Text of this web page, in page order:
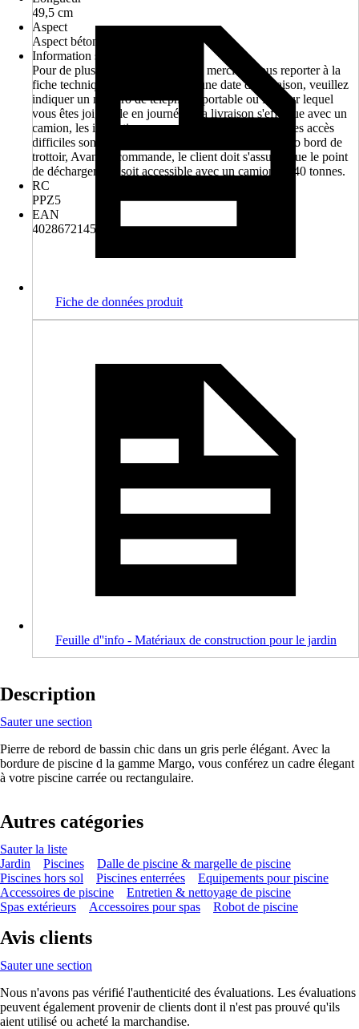
49,5 cm
Aspect
Aspect béton
Information sur la livraison
Pour de plus amples informations, merci de vous reporter à la
fiche technique. Pour convenir d'une date de livraison, veuillez
indiquer un numéro de téléphone portable ou fixe sur lequel
vous êtes joignable en journée., La livraison s'effectue avec un
camion, les indications concernant les obstacles ou les accès
difficiles sont utiles!, La livraison est effectuée franco bord de
trottoir, Avant la commande, le client doit s'assurer que le point
de déchargement soit accessible avec un camion de 40 tonnes.
RC
PPZ5
EAN
4028672145177
Fiche de données produit
Feuille d''info - Matériaux de construction pour le jardin
Description
Sauter une section
Pierre de rebord de bassin chic dans un gris perle élégant. Avec la
bordure de piscine d la gamme Margo, vous conférez un cadre élegant
à votre piscine carrée ou rectangulaire.
Autres catégories
Sauter la liste
Jardin
Piscines
Dalle de piscine & margelle de piscine
Piscines hors sol
Piscines enterrées
Equipements pour piscine
Accessoires de piscine
Entretien & nettoyage de piscine
Spas extérieurs
Accessoires pour spas Robot de piscine
Avis clients
Sauter une section
Nous n'avons pas vérifié l'authenticité des évaluations. Les évaluations
peuvent également provenir de clients dont il n'est pas prouvé qu'ils
aient utilisé ou acheté la marchandise.